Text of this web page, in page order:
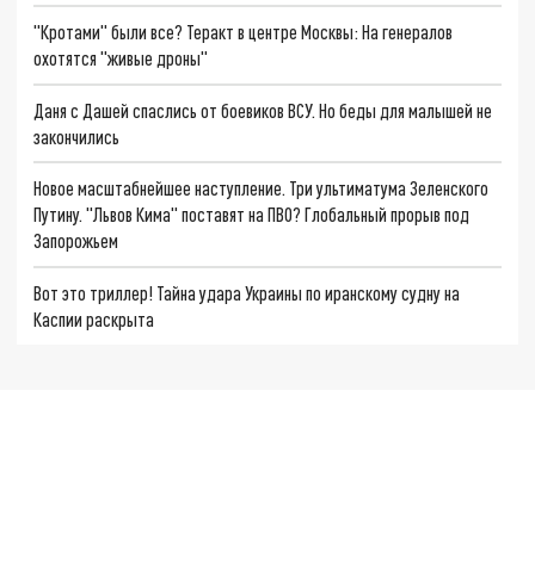
"Кротами" были все? Теракт в центре Москвы: На генералов
охотятся "живые дроны"
Даня с Дашей спаслись от боевиков ВСУ. Но беды для малышей не
закончились
Новое масштабнейшее наступление. Три ультиматума Зеленского
Путину. "Львов Кима" поставят на ПВО? Глобальный прорыв под
Запорожьем
Вот это триллер! Тайна удара Украины по иранскому судну на
Каспии раскрыта